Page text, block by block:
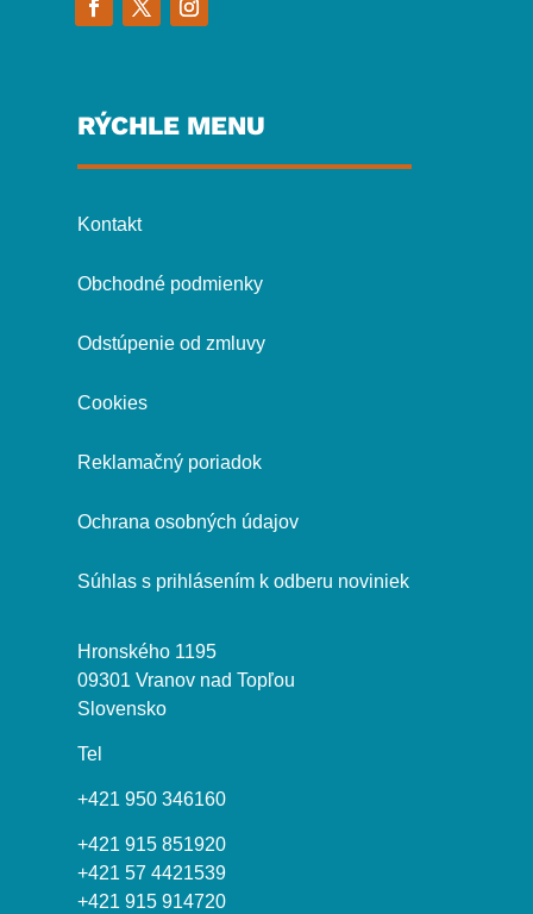
RÝCHLE MENU
Kontakt
Obchodné podmienky
Odstúpenie od zmluvy
Cookies
Reklamačný poriadok
Ochrana osobných údajov
Súhlas s prihlásením k odberu noviniek
Hronského 1195
09301 Vranov nad Topľou
Slovensko
Tel
+421 950 346160
+421 915 851920
+421 57 4421539
+421 915 914720